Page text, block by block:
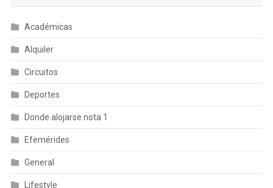
Académicas
Alquiler
Circuitos
Deportes
Donde alojarse nota 1
Efemérides
General
Lifestyle